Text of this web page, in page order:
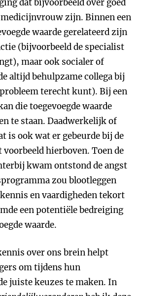
dat bijvoorbeeld over goed
zijn. Binnen een
waarde gerelateerd zijn
(bijvoorbeeld de specialist
maar ook socialer of
altijd behulpzame collega bij
terecht kunt). Bij een
die toegevoegde waarde
te staan. Daadwerkelijk of
is ook wat er gebeurde bij de
hierboven. Toen de
kwam ontstond de angst
zou blootleggen
en vaardigheden tekort
een potentiële bedreiging
waarde.
over ons brein helpt
om tijdens hun
juiste keuzes te maken. In